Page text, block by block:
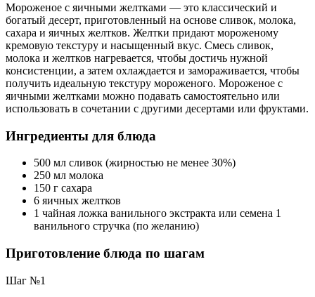
Мороженое с яичными желтками — это классический и
богатый десерт, приготовленный на основе сливок, молока,
сахара и яичных желтков. Желтки придают мороженому
кремовую текстуру и насыщенный вкус. Смесь сливок,
молока и желтков нагревается, чтобы достичь нужной
консистенции, а затем охлаждается и замораживается, чтобы
получить идеальную текстуру мороженого. Мороженое с
яичными желтками можно подавать самостоятельно или
использовать в сочетании с другими десертами или фруктами.
Ингредиенты для блюда
500 мл сливок (жирностью не менее 30%)
250 мл молока
150 г сахара
6 яичных желтков
1 чайная ложка ванильного экстракта или семена 1
ванильного стручка (по желанию)
Приготовление блюда по шагам
Шаг №1